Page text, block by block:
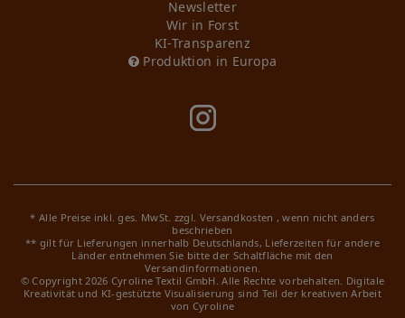
Newsletter
Wir in Forst
KI-Transparenz
Produktion in Europa
* Alle Preise inkl. ges. MwSt. zzgl. Versandkosten , wenn nicht anders
beschrieben
** gilt für Lieferungen innerhalb Deutschlands, Lieferzeiten für andere
Länder entnehmen Sie bitte der Schaltfläche mit den
Versandinformationen.
© Copyright 2026 Cyroline Textil GmbH. Alle Rechte vorbehalten. Digitale
Kreativität und KI-gestützte Visualisierung sind Teil der kreativen Arbeit
von Cyroline